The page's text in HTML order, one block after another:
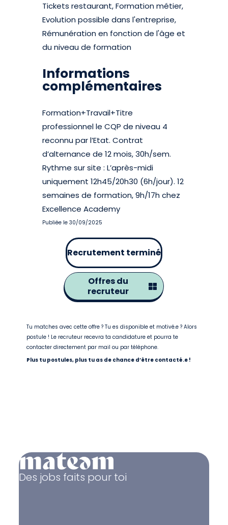
Tickets restaurant, Formation métier,
Evolution possible dans l'entreprise,
Rémunération en fonction de l'âge et
du niveau de formation
Informations
complémentaires
Formation+Travail+Titre
professionnel le CQP de niveau 4
reconnu par l’Etat. Contrat
d’alternance de 12 mois, 30h/sem.
Rythme sur site : L’après-midi
uniquement 12h45/20h30 (6h/jour). 12
semaines de formation, 9h/17h chez
Excellence Academy
Publiée le 30/09/2025
Recrutement terminé
Offres du
recruteur
Tu matches avec cette offre ? Tu es disponible et motivé.e ? Alors
postule ! Le recruteur recevra ta candidature et pourra te
contacter directement par mail ou par téléphone.
Plus tu postules, plus tu as de chance d’être contacté.e !
Des jobs faits pour toi